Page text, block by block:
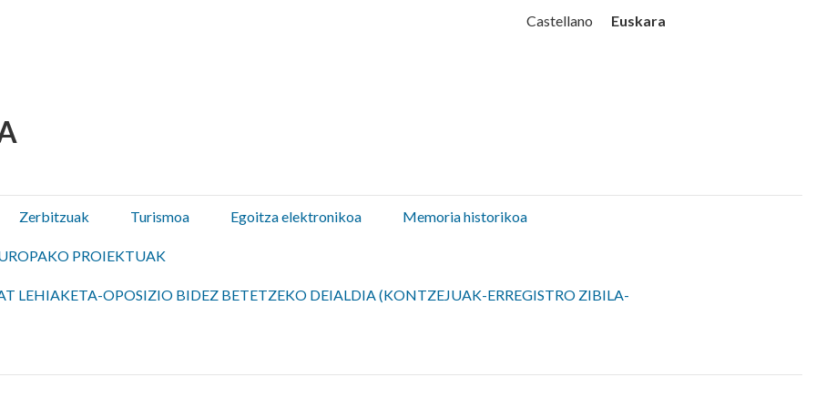
Castellano Euskara
Zerbitzuak Turismoa Egoitza elektronikoa Memoria historikoa
PROIEKTUAK
LEHIAKETA-OPOSIZIO BIDEZ BETETZEKO DEIALDIA (KONTZEJUAK-ERREGISTRO ZIBILA-